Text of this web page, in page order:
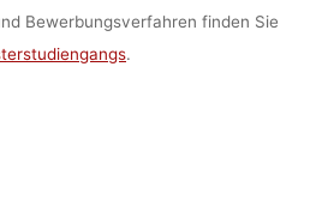
Bewerbungsverfahren finden Sie
.